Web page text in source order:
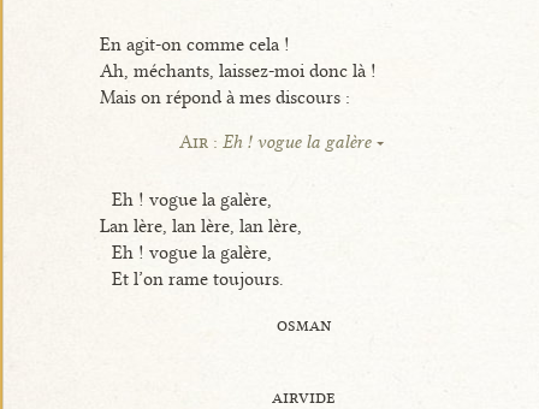
En agit-on comme cela !
Ah, méchants, laissez-moi donc là !
Mais on répond à mes discours :
Air : Eh ! vogue la galère
Eh ! vogue la galère,
Lan lère, lan lère, lan lère,
Eh ! vogue la galère,
Et l’on rame toujours.
osman
airvide